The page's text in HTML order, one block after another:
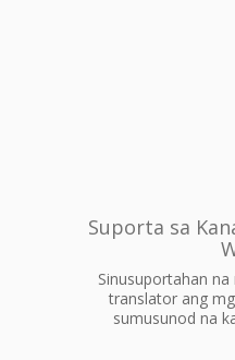
Suporta sa
Sinusuportahan
translator ang
sumusunod na